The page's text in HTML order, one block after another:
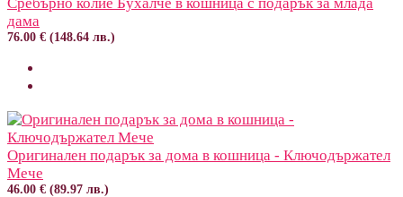
дама
76.00 € (148.64 лв.)
Оригинален подарък за дома в кошница - Ключодържател
Мече
46.00 € (89.97 лв.)